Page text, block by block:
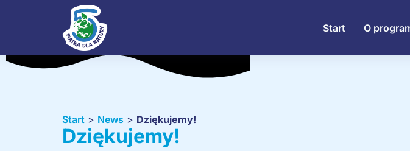
Start O
Start > News > Dziękujemy!
Dziękujemy!